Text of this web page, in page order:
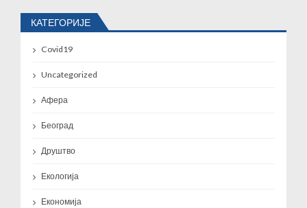
КАТЕГОРИЈЕ
Covid19
Uncategorized
Афера
Београд
Друштво
Екологија
Економија